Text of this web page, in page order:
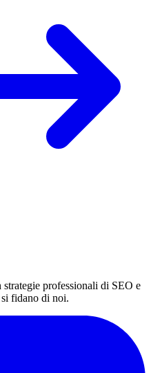
professionali di SEO e
fidano di noi.